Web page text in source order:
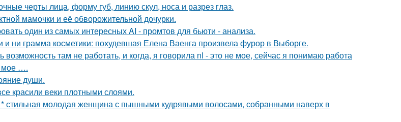
черты лица, форму губ, линию скул, носа и разрез глаз.
мамочки и её обворожительной дочурки.
один из самых интересных AI - промтов для бьюти - анализа.
и ни грамма косметики: похудевшая Елена Ваенга произвела фурор в Выборге.
возможность там не работать, и когда, я говорила nl - это не мое, сейчас я понимаю работа
мое ….
души.
красили веки плотными слоями.
стильная молодая женщина с пышными кудрявыми волосами, собранными наверх в